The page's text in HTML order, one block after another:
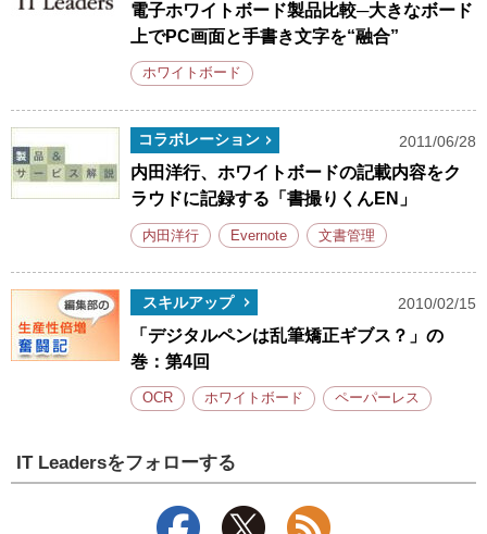
電子ホワイトボード製品比較─大きなボード
上でPC画面と手書き文字を“融合”
ホワイトボード
コラボレーション 2011/06/28
内田洋行、ホワイトボードの記載内容をク
ラウドに記録する「書撮りくんEN」
内田洋行 Evernote 文書管理
スキルアップ 2010/02/15
「デジタルペンは乱筆矯正ギブス？」の
巻：第4回
OCR ホワイトボード ペーパーレス
IT Leadersをフォローする